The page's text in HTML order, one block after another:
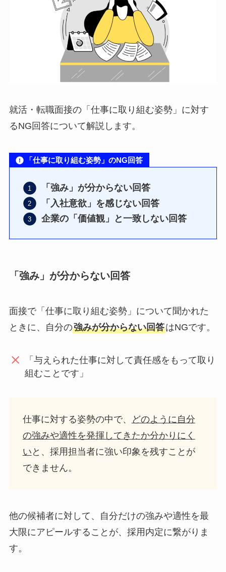
就活・転職面接の「仕事に取り組む姿勢」に対す
るNG回答について解説します。
「仕事に取り組む姿勢」のNG回答
「強み」が分からない回答
「入社意欲」を感じない回答
企業の「価値観」と一致しない回答
「強み」が分からない回答
面接で「仕事に取り組む姿勢」について聞かれた
ときに、自分の強みが分からない回答はNGです。
「与えられた仕事に対して責任感をもって取り
組むことです」
仕事に対する姿勢の中で、
どのように自分
の強みや適性を発揮してきたか分かりにく
い と、採用担当者に強い印象を残すことが
できません。
他の候補者に対して、自分だけの強みや適性を最
大限にアピールすることが、採用内定に繋がりま
す。